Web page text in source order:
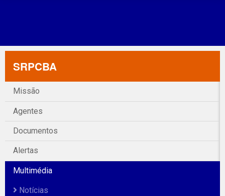
SRPCBA
Missão
Agentes
Documentos
Alertas
Multimédia
Notícias